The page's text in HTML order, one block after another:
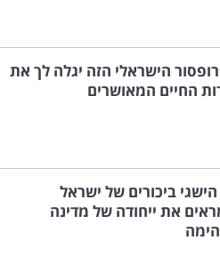
הישראלי הזה יגלה לך את
החיים המאושרים
14 הישגי ביכורים של ישראל
את ייחודה של מדינה